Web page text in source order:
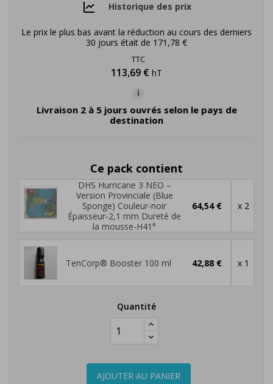
Historique des prix
Le prix le plus bas avant la réduction au cours des derniers
30 jours était de 171,78 €
TTC
113,69 € hT
i
Livraison 2 à 5 jours ouvrés selon le pays de
destination
Ce pack contient
DHS Hurricane 3 NEO –
Version Provinciale (Blue
Sponge) Couleur-noir
Épaisseur-2,1 mm Dureté de
la mousse-H41°
64,54 € x 2
TenCorp® Booster 100 ml 42,88 € x 1
Quantité
AJOUTER AU PANIER